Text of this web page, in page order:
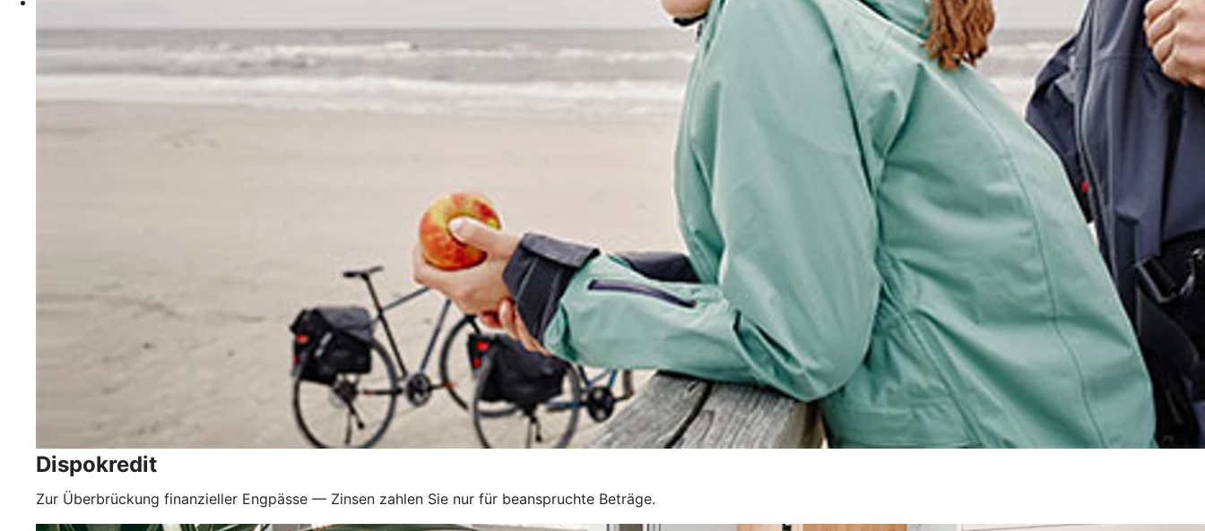
Dispokredit
Zur Überbrückung finanzieller Engpässe — Zinsen zahlen Sie nur für beanspruchte Beträge.